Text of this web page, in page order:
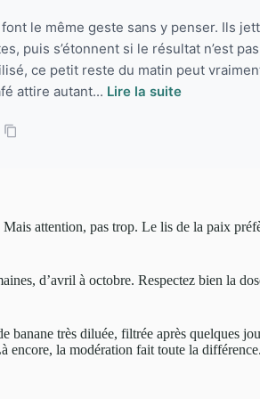
le même geste sans y penser. Ils
puis s’étonnent si le résultat n’est
ce petit reste du matin peut
attire autant... Lire la suite
attention, pas trop. Le lis de la paix
d’avril à octobre. Respectez bien la
banane très diluée, filtrée après quelques
encore, la modération fait toute la différence.